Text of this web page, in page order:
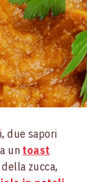
due sapori
un toast
zucca,